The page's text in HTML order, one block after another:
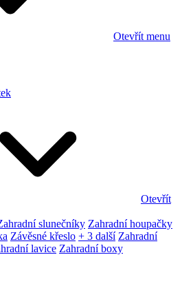
Otevřít menu
Otevřít
slunečníky Zahradní houpačky
Závěsné křeslo + 3 další Zahradní
lavice Zahradní boxy